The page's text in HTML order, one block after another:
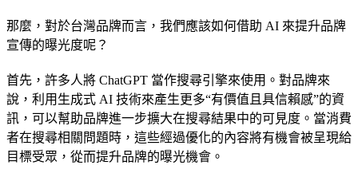
那麼，對於台灣品牌而言，我們應該如何借助 AI 來提升品牌
宣傳的曝光度呢？
首先，許多人將 ChatGPT 當作搜尋引擎來使用。對品牌來
說，利用生成式 AI 技術來產生更多“有價值且具信賴感”的資
訊，可以幫助品牌進一步擴大在搜尋結果中的可見度。當消費
者在搜尋相關問題時，這些經過優化的內容將有機會被呈現給
目標受眾，從而提升品牌的曝光機會。